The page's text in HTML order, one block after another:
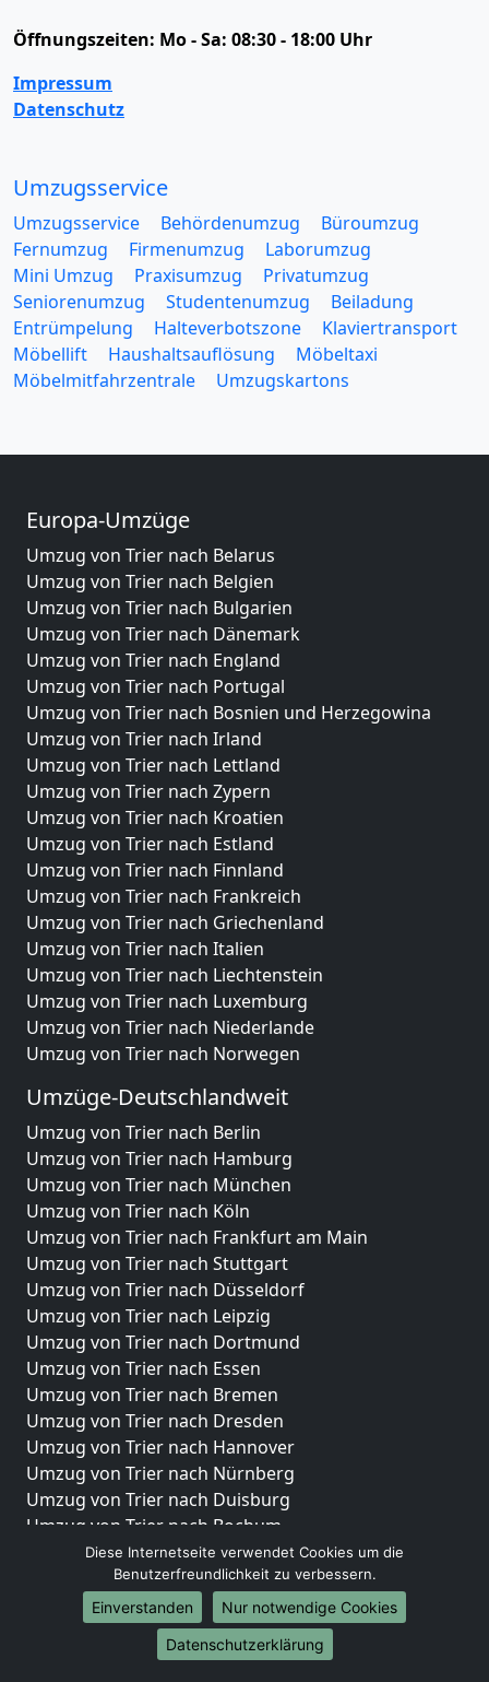
Öffnungszeiten: Mo - Sa: 08:30 - 18:00 Uhr
Impressum
Datenschutz
Umzugsservice
Umzugsservice Behördenumzug
Büroumzug
Fernumzug
Firmenumzug
Laborumzug
Mini Umzug
Praxisumzug
Privatumzug
Seniorenumzug
Studentenumzug
Beiladung
Entrümpelung
Halteverbotszone
Klaviertransport
Möbellift
Haushaltsauflösung
Möbeltaxi
Möbelmitfahrzentrale
Umzugskartons
Europa-Umzüge
Umzug von Trier nach Belarus
Umzug von Trier nach Belgien
Umzug von Trier nach Bulgarien
Umzug von Trier nach Dänemark
Umzug von Trier nach England
Umzug von Trier nach Portugal
Umzug von Trier nach Bosnien und Herzegowina
Umzug von Trier nach Irland
Umzug von Trier nach Lettland
Umzug von Trier nach Zypern
Umzug von Trier nach Kroatien
Umzug von Trier nach Estland
Umzug von Trier nach Finnland
Umzug von Trier nach Frankreich
Umzug von Trier nach Griechenland
Umzug von Trier nach Italien
Umzug von Trier nach Liechtenstein
Umzug von Trier nach Luxemburg
Umzug von Trier nach Niederlande
Umzug von Trier nach Norwegen
Umzüge-Deutschlandweit
Umzug von Trier nach Berlin
Umzug von Trier nach Hamburg
Umzug von Trier nach München
Umzug von Trier nach Köln
Umzug von Trier nach Frankfurt am Main
Umzug von Trier nach Stuttgart
Umzug von Trier nach Düsseldorf
Umzug von Trier nach Leipzig
Umzug von Trier nach Dortmund
Umzug von Trier nach Essen
Umzug von Trier nach Bremen
Umzug von Trier nach Dresden
Umzug von Trier nach Hannover
Umzug von Trier nach Nürnberg
Umzug von Trier nach Duisburg
Umzug von Trier nach Bochum
Umzug von Trier nach Wuppertal
Umzug von Trier nach Bielefeld
Umzug von Trier nach Bonn
Umzug von Trier nach Münster
Diese Internetseite verwendet Cookies um die
Benutzerfreundlichkeit zu verbessern.
Einverstanden
Nur notwendige Cookies
Datenschutzerklärung